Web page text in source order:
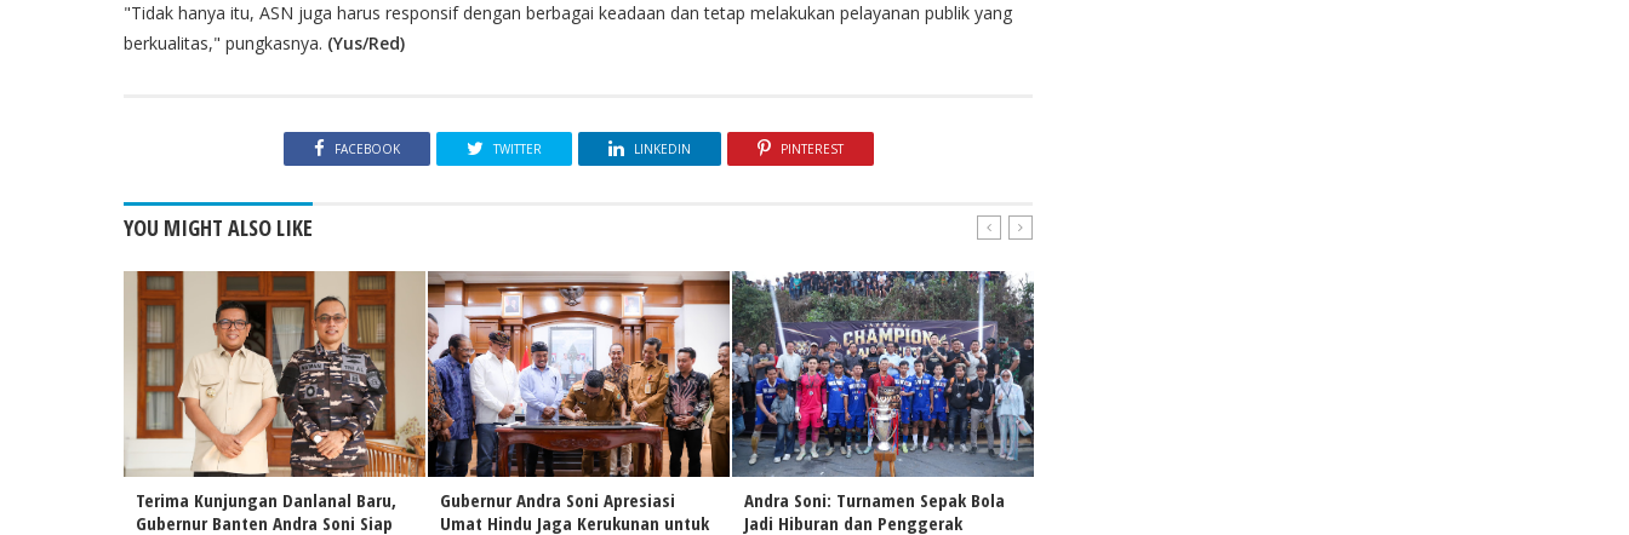
"Tidak hanya itu, ASN juga harus responsif dengan berbagai keadaan dan tetap melakukan pelayanan publik yang
berkualitas," pungkasnya. (Yus/Red)
FACEBOOK TWITTER LINKEDIN PINTEREST
YOU MIGHT ALSO LIKE
Terima Kunjungan Danlanal Baru,
Gubernur Banten Andra Soni Siap
Gubernur Andra Soni Apresiasi
Umat Hindu Jaga Kerukunan untuk
Andra Soni: Turnamen Sepak Bola
Jadi Hiburan dan Penggerak